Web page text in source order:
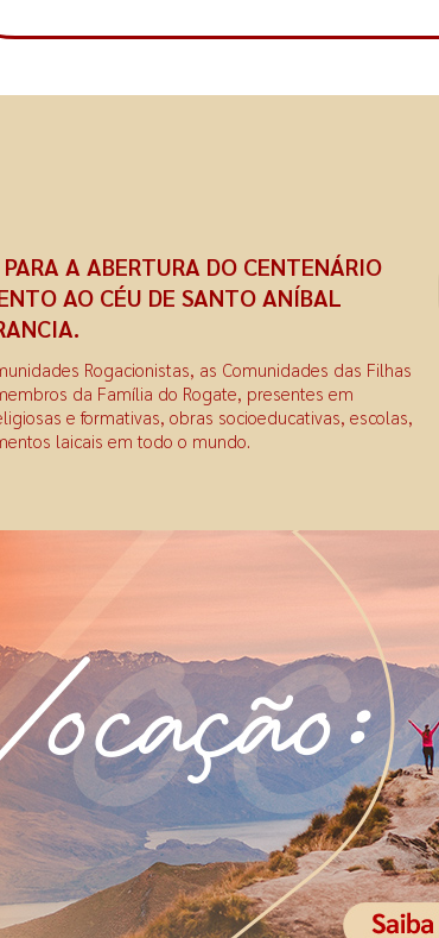
A ABERTURA DO CENTENÁRIO
AO CÉU DE SANTO ANÍBAL
Rogacionistas, as Comunidades das Filhas
da Família do Rogate, presentes em
e formativas, obras socioeducativas, escolas,
laicais em todo o mundo.